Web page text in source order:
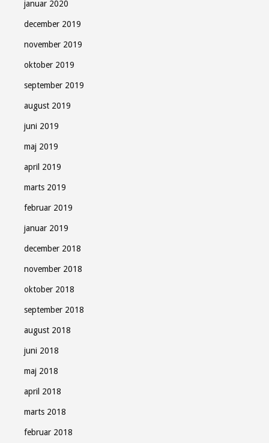
januar 2020
december 2019
november 2019
oktober 2019
september 2019
august 2019
juni 2019
maj 2019
april 2019
marts 2019
februar 2019
januar 2019
december 2018
november 2018
oktober 2018
september 2018
august 2018
juni 2018
maj 2018
april 2018
marts 2018
februar 2018